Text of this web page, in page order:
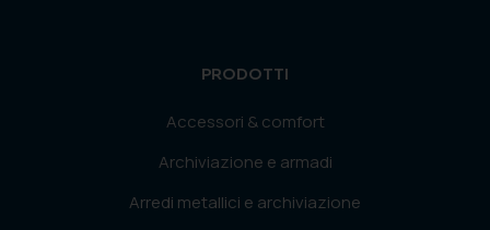
PRODOTTI
Accessori & comfort
Archiviazione e armadi
Arredi metallici e archiviazione